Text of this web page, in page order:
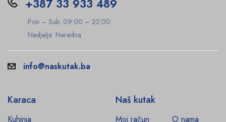
+387 33 933 489
Pon – Sub: 09:00 – 22:00
Nedjelja: Neradna
info@naskutak.ba
Karaca
Kuhinja
Naš kutak
Moj račun
O nama